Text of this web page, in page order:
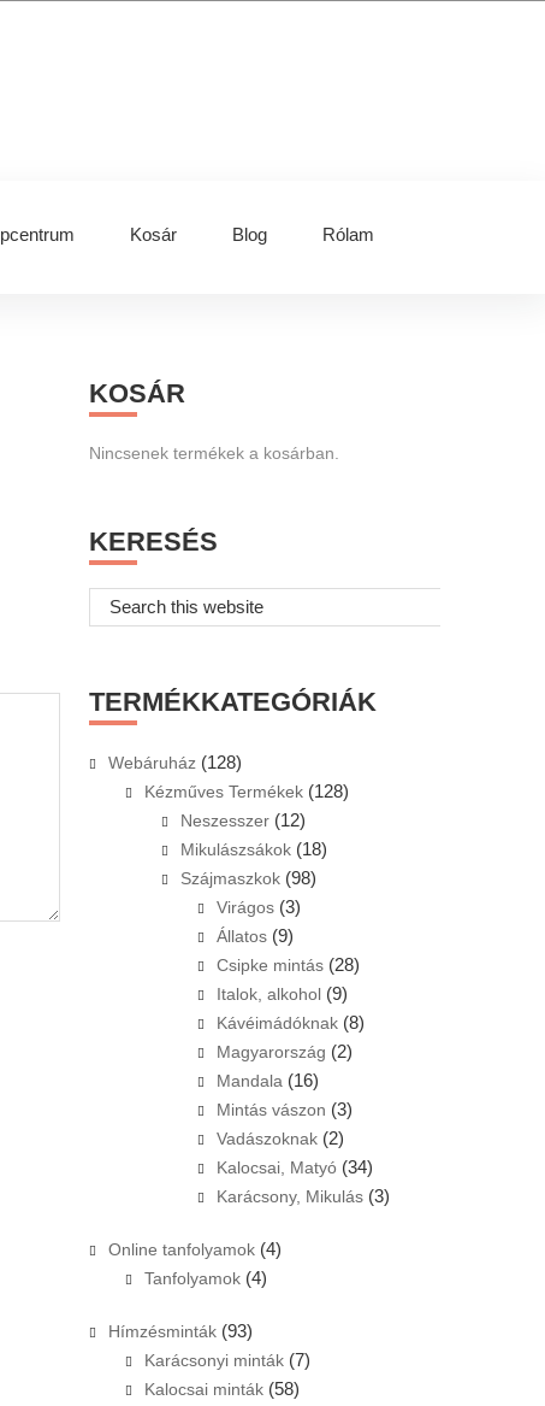
Kosár Blog Rólam
Primary
Sidebar
KOSÁR
Nincsenek termékek a kosárban.
KERESÉS
Search
this
TERMÉKKATEGÓRIÁK
Webáruház (128)
Kézműves Termékek (128)
Neszesszer (12)
Mikulászsákok (18)
Szájmaszkok (98)
Virágos (3)
Állatos (9)
Csipke mintás (28)
Italok, alkohol (9)
Kávéimádóknak (8)
Magyarország (2)
Mandala (16)
Mintás vászon (3)
Vadászoknak (2)
Kalocsai, Matyó (34)
Karácsony, Mikulás (3)
Online tanfolyamok (4)
Tanfolyamok (4)
Hímzésminták (93)
Karácsonyi minták (7)
Kalocsai minták (58)